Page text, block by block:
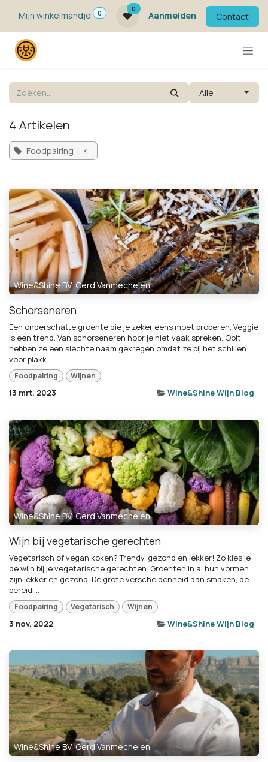
Mijn winkelmandje
0
0
Aanmelden Contact
Alle
4 Artikelen
Foodpairing ×
Wine&Shine BV, Gerd Vanmechelen
Schorseneren
Een onderschatte groente die je zeker eens moet proberen, Veggie
is een trend. Van schorseneren hoor je niet vaak spreken. Ooit
hebben ze een slechte naam gekregen omdat ze bij het schillen
voor plakk...
Foodpairing Wijnen
13 mrt. 2023 Wine&Shine Wijn Blog
Wine&Shine BV, Gerd Vanmechelen
Wijn bij vegetarische gerechten
Vegetarisch of vegan koken? Trendy, gezond en lekker! Zo kies je
de wijn bij je vegetarische gerechten. Groenten in al hun vormen
zijn lekker en gezond. De grote verscheidenheid aan smaken, de
bereidi...
Foodpairing Vegetarisch Wijnen
3 nov. 2022 Wine&Shine Wijn Blog
Wine&Shine BV, Gerd Vanmechelen